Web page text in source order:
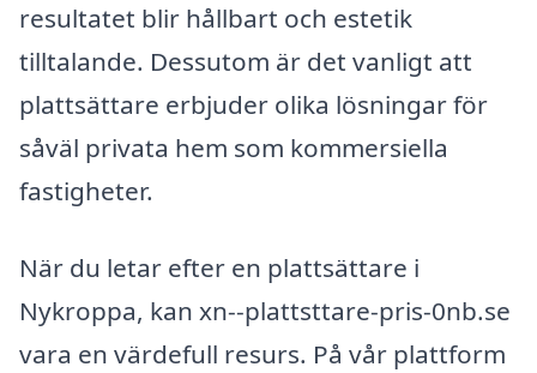
resultatet blir hållbart och estetik
tilltalande. Dessutom är det vanligt att
plattsättare erbjuder olika lösningar för
såväl privata hem som kommersiella
fastigheter.
När du letar efter en plattsättare i
Nykroppa, kan xn--plattsttare-pris-0nb.se
vara en värdefull resurs. På vår plattform